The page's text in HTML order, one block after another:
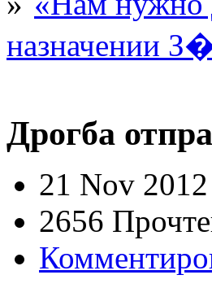
назначении
Дрогба
21 Nov 2012
2656